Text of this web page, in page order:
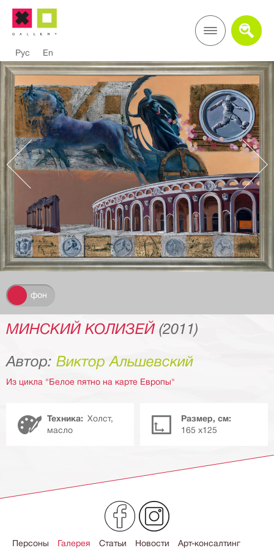
Рус En
фон
МИНСКИЙ КОЛИЗЕЙ (2011)
Автор: Виктор Альшевский
Из цикла "Белое пятно на карте Европы"
Техника: Холст,
масло
Размер, см:
165 х125
Персоны Галерея Статьи Новости Арт-консалтинг